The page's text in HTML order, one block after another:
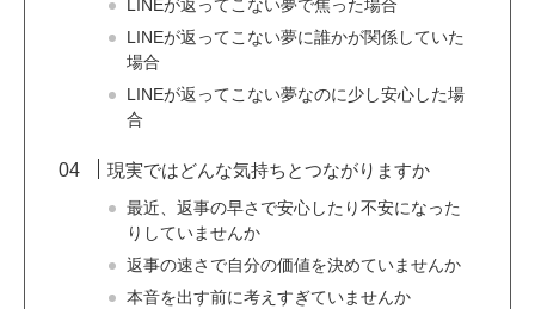
LINEが返ってこない夢で焦った場合
LINEが返ってこない夢に誰かが関係していた
場合
LINEが返ってこない夢なのに少し安心した場
合
現実ではどんな気持ちとつながりますか
最近、返事の早さで安心したり不安になった
りしていませんか
返事の速さで自分の価値を決めていませんか
本音を出す前に考えすぎていませんか